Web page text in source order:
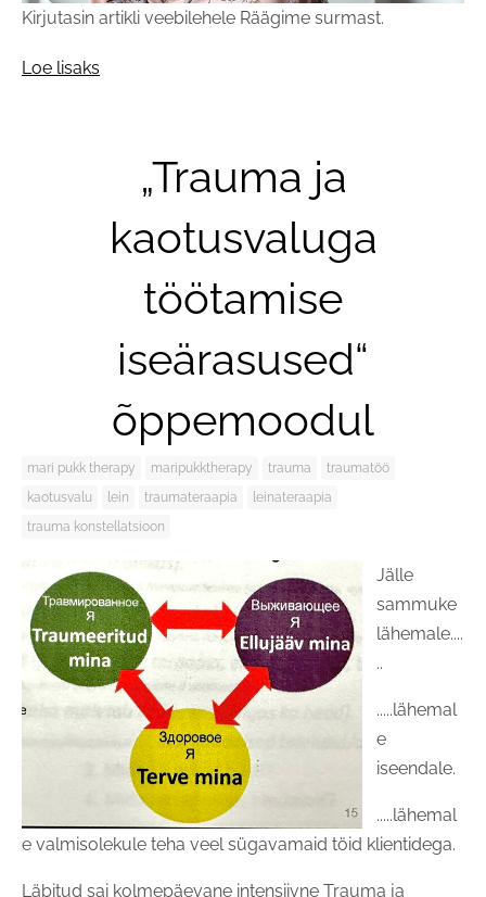
Kirjutasin artikli veebilehele Räägime surmast.
Loe lisaks
„Trauma ja
kaotusvaluga
töötamise
iseärasused“
õppemoodul
mari pukk therapy maripukktherapy trauma
traumatöö
kaotusvalu
lein traumateraapia
leinateraapia
trauma konstellatsioon
Jälle
sammuke
lähemale....
..
.....lähemal
e
iseendale.
.....lähemal
e valmisolekule teha veel sügavamaid töid klientidega.
Läbitud sai kolmepäevane intensiivne Trauma ja